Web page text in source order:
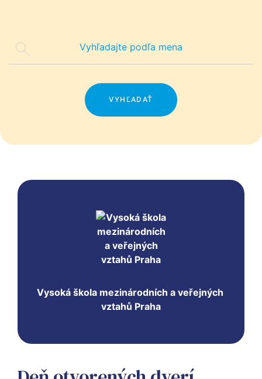
Vysoká škola mezinárodních a veřejných
vztahů Praha